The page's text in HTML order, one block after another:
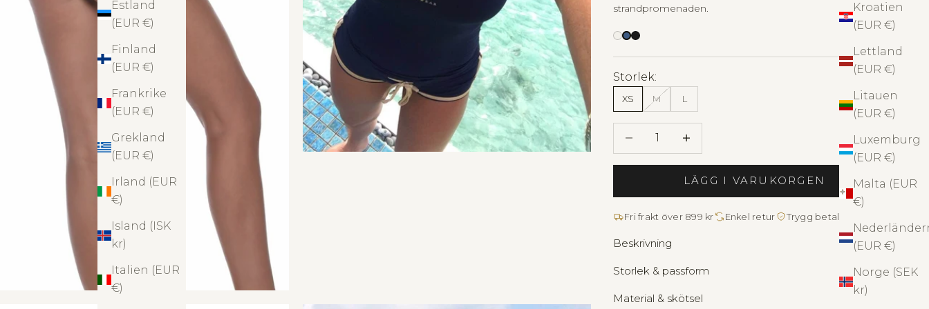
Kroatien
(EUR €)
Lettland
(EUR €)
Litauen
(EUR €)
Luxemburg
(EUR €)
Malta (EUR
€)
(EUR €)
Norge (SEK
kr)
Estland
(EUR €)
Finland
(EUR €)
Frankrike
(EUR €)
Grekland
(EUR €)
Irland (EUR
€)
Island (ISK
kr)
Italien (EUR
€)
strandpromenaden.
Athletic Shorts White
Athletic Shorts Black
Storlek:
XS M L
Minska antal
LÄGG I VARUKORGEN
Fri frakt över 899 kr Enkel retur Trygg betalning
Beskrivning
Storlek & passform
Material & skötsel